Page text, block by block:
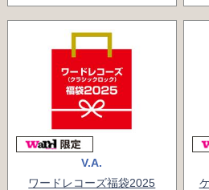
V.A.
ワードレコーズ福袋2025